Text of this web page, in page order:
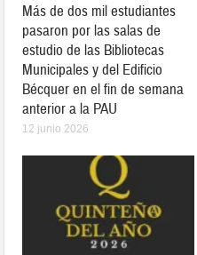
Más de dos mil estudiantes
pasaron por las salas de
estudio de las Bibliotecas
Municipales y del Edificio
Bécquer en el fin de semana
anterior a la PAU
12 junio 2026